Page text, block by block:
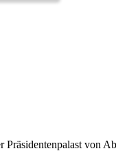
Präsidentenpalast von